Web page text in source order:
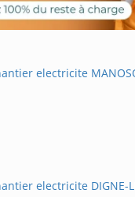
electricite
electricite DIGNE-